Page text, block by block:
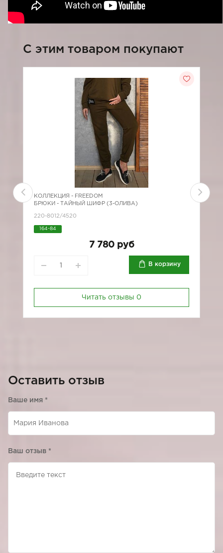
C этим товаром покупают
КОЛЛЕКЦИЯ - FREEDOM
БРЮКИ - ТАЙНЫЙ ШИФР (3-ОЛИВА)
220-8012/4520
164-84
7 780 руб
В корзину
Читать отзывы 0
Оставить отзыв
Ваше имя *
Ваш отзыв *